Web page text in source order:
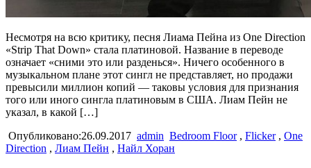
Несмотря на всю критику, песня Лиама Пейна из One Direction
«Strip That Down» стала платиновой. Название в переводе
означает «сними это или разденься». Ничего особенного в
музыкальном плане этот сингл не представляет, но продажи
превысили миллион копий — таковы условия для признания
того или иного сингла платиновым в США. Лиам Пейн не
указал, в какой […]
Опубликовано:26.09.2017 admin Bedroom Floor, Flicker, One
Direction , Лиам Пейн , Найл Хоран